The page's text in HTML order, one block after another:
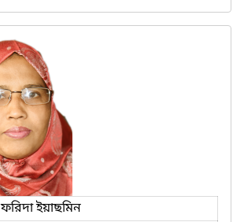
ফরিদা ইয়াছমিন